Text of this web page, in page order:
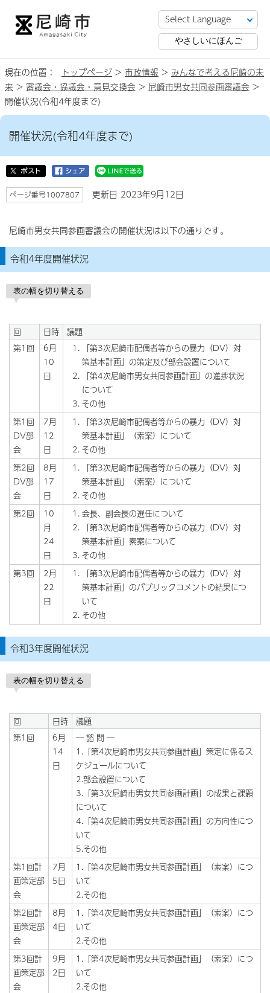
やさしいにほんご
現在の位置： トップページ > 市政情報 > みんなで考える尼崎の未
来 > 審議会・協議会・意見交換会 > 尼崎市男女共同参画審議会 >
開催状況(令和4年度まで)
開催状況(令和4年度まで)
ページ番号1007807 更新日 2023年9月12日
尼崎市男女共同参画審議会の開催状況は以下の通りです。
令和4年度開催状況
表の幅を切り替える
回 日時
議題
第1回
6月
10
日
「第3次尼崎市配偶者等からの暴力（DV）対
策基本計画」の策定及び部会設置について
「第4次尼崎市男女共同参画計画」の進捗状況
について
その他
第1回
DV部
会
7月
12
日
「第3次尼崎市配偶者等からの暴力（DV）対
策基本計画」（素案）について
その他
第2回
DV部
会
8月
17
日
「第3次尼崎市配偶者等からの暴力（DV）対
策基本計画」（素案）について
その他
第2回
10
月
24
日
会長、副会長の選任について
「第3次尼崎市配偶者等からの暴力（DV）対
策基本計画」素案について
その他
第3回
2月
22
日
「第3次尼崎市配偶者等からの暴力（DV）対
策基本計画」のパブリックコメントの結果につ
いて
その他
令和3年度開催状況
表の幅を切り替える
回 日時
議題
第1回
6月
14
日
― 諮 問 ―
1.「第4次尼崎市男女共同参画計画」策定に係るス
ケジュールについて
2.部会設置について
3.「第3次尼崎市男女共同参画計画」の成果と課題
について
4.「第4次尼崎市男女共同参画計画」の方向性につ
いて
5.その他
第1回計
画策定部
会
7月
5日
1.「第4次尼崎市男女共同参画計画」（素案）につ
いて
2.その他
第2回計
画策定部
会
8月
4日
1.「第4次尼崎市男女共同参画計画」（素案）につ
いて
2.その他
第3回計
画策定部
会
9月
2日
1.「第4次尼崎市男女共同参画計画」（素案）につ
いて
2.その他